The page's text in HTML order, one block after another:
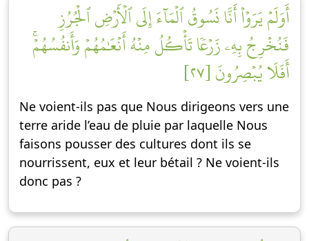
أَوَلَمۡ يَرَوۡاْ أَنَّا نَسُوقُ ٱلۡمَآءَ إِلَى ٱلۡأَرۡضِ ٱلۡجُرُزِ
فَنُخۡرِجُ بِهِۦ زَرۡعٗا تَأۡكُلُ مِنۡهُ أَنۡعَٰمُهُمۡ وَأَنفُسُهُمۡۚ
أَفَلَا يُبۡصِرُونَ [٢٧]
Ne voient-ils pas que Nous dirigeons vers une
terre aride l’eau de pluie par laquelle Nous
faisons pousser des cultures dont ils se
nourrissent, eux et leur bétail ? Ne voient-ils
donc pas ?